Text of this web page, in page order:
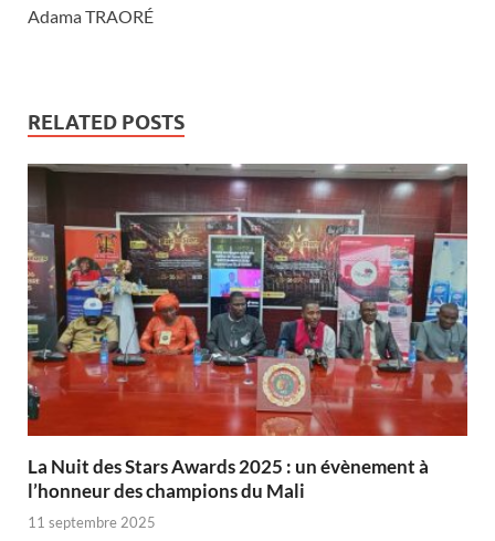
Adama TRAORÉ
RELATED POSTS
‎La Nuit des Stars Awards 2025 : un évènement à
l’honneur des champions du Mali
11 septembre 2025